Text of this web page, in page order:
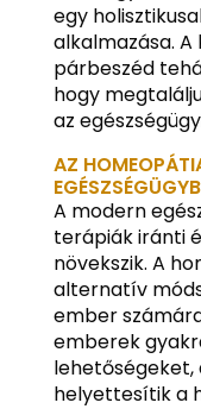
egy
alkalmazása.
párbeszéd
hogy
az
AZ
A modern
terápiák iránti
növekszik. A
alternatív
ember
emberek
lehetőségeket,
helyettesítik a